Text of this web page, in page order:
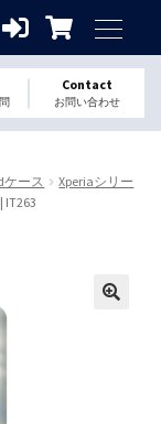
Contact
お問い合わせ
ケース
Xperiaシリー
IT263